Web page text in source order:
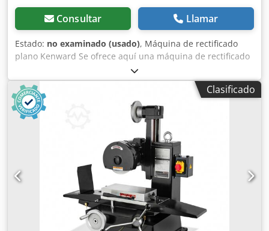
Consultar Llamar
Estado: no examinado (usado), Máquina de rectificado
plano Kenward Se ofrece aquí una máquina de rectificado
plano de la empresa Kenward. Codpfjhg Nh Eox Apcjrf
Datos técnicos: Tipo de rectificado: rectificado periférico
horizontal Longitud máxima de rectificado: 300 mm
Anchura máxima de rectificado: 100 mm Discos de
rectificado: Ø 120 mm Recorrido en el eje Z: 100 mm 380 /
Clasificado